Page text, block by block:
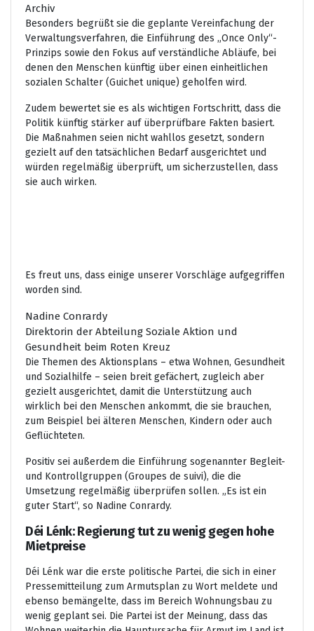
Archiv
Besonders begrüßt sie die geplante Vereinfachung der
Verwaltungsverfahren, die Einführung des „Once Only“-
Prinzips sowie den Fokus auf verständliche Abläufe, bei
denen den Menschen künftig über einen einheitlichen
sozialen Schalter (Guichet unique) geholfen wird.
Zudem bewertet sie es als wichtigen Fortschritt, dass die
Politik künftig stärker auf überprüfbare Fakten basiert.
Die Maßnahmen seien nicht wahllos gesetzt, sondern
gezielt auf den tatsächlichen Bedarf ausgerichtet und
würden regelmäßig überprüft, um sicherzustellen, dass
sie auch wirken.
Es freut uns, dass einige unserer Vorschläge aufgegriffen
worden sind.
Nadine Conrardy
Direktorin der Abteilung Soziale Aktion und
Gesundheit beim Roten Kreuz
Die Themen des Aktionsplans – etwa Wohnen, Gesundheit
und Sozialhilfe – seien breit gefächert, zugleich aber
gezielt ausgerichtet, damit die Unterstützung auch
wirklich bei den Menschen ankommt, die sie brauchen,
zum Beispiel bei älteren Menschen, Kindern oder auch
Geflüchteten.
Positiv sei außerdem die Einführung sogenannter Begleit-
und Kontrollgruppen (Groupes de suivi), die die
Umsetzung regelmäßig überprüfen sollen. „Es ist ein
guter Start“, so Nadine Conrardy.
Déi Lénk: Regierung tut zu wenig gegen hohe
Mietpreise
Déi Lénk war die erste politische Partei, die sich in einer
Pressemitteilung zum Armutsplan zu Wort meldete und
ebenso bemängelte, dass im Bereich Wohnungsbau zu
wenig geplant sei. Die Partei ist der Meinung, dass das